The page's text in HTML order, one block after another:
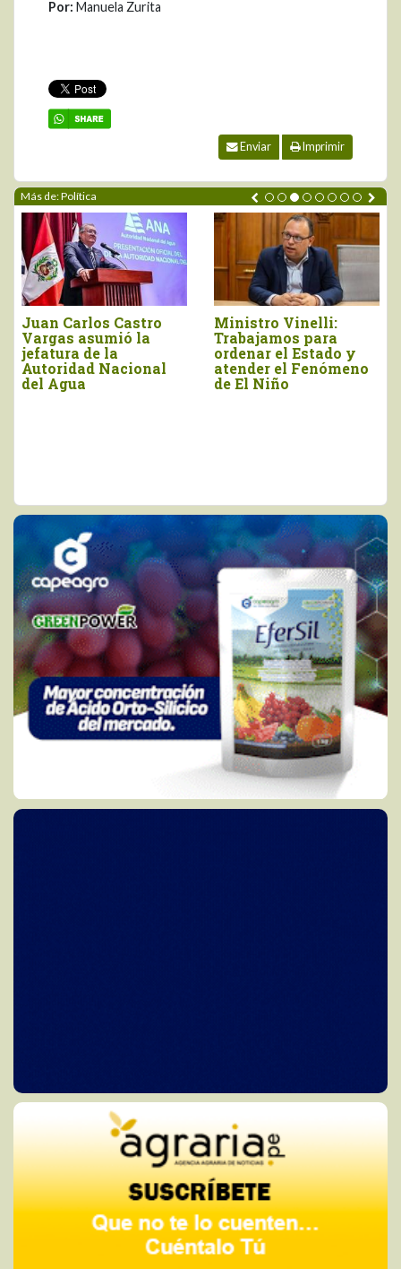
Por: Manuela Zurita
Enviar Imprimir
Más de: Política
Carlos Castro
asumió la
de la
Nacional
Agua
Ministro Vinelli:
Trabajamos para
ordenar el Estado y
atender el Fenómeno
de El Niño